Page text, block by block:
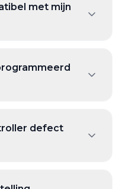
met mijn
defect